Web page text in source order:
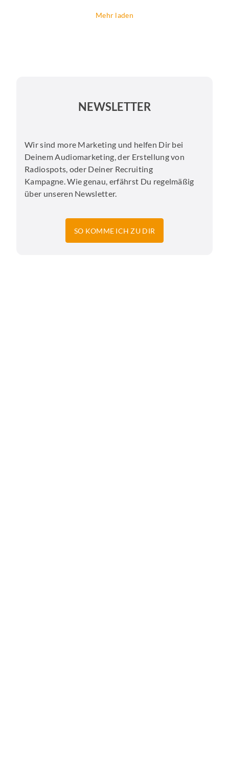
Mehr laden
NEWSLETTER
Wir sind more Marketing und helfen Dir bei
Deinem Audiomarketing, der Erstellung von
Radiospots, oder Deiner Recruiting
Kampagne. Wie genau, erfährst Du regelmäßig
über unseren Newsletter.
SO KOMME ICH ZU DIR